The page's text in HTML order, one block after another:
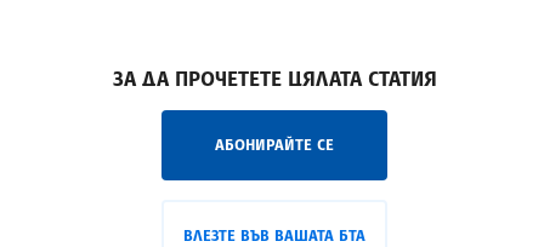
ЗА ДА ПРОЧЕТЕТЕ ЦЯЛАТА СТАТИЯ
АБОНИРАЙТЕ СЕ
ВЛЕЗТЕ ВЪВ ВАШАТА БТА